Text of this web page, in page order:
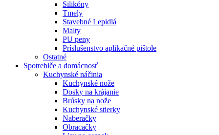
Silikóny
Tmely
Stavebné Lepidlá
Malty
PU peny
Príslušenstvo aplikačné pištole
Ostatné
Spotrebiče a domácnosť
Kuchynské náčinia
Kuchynské nože
Dosky na krájanie
Brúsky na nože
Kuchynské stierky
Naberačky
Obracačky